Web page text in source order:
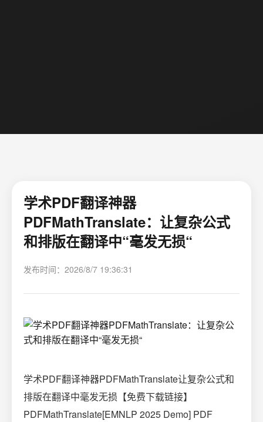
学术PDF翻译神器
PDFMathTranslate：让复杂公式
和排版在翻译中“毫发无损“
发布时间：2026/8/7 19:36:31
学术PDF翻译神器PDFMathTranslate让复杂公式和
排版在翻译中毫发无损【免费下载链接】
PDFMathTranslate[EMNLP 2025 Demo] PDF